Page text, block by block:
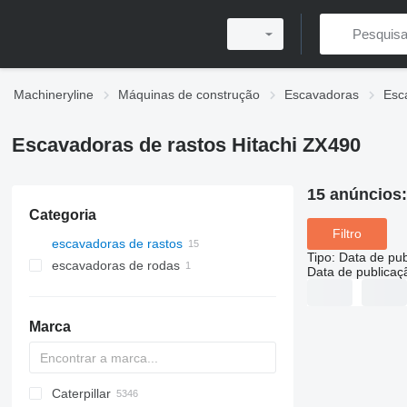
Machineryline Máquinas de construção Escavadoras
Escavadoras de rastos Hitachi ZX490
Categoria
escavadoras de rastos
escavadoras de rodas
Marca
225LC
331
1088
Caterpillar
15 anúncios:
Filtro
Tipo: Data de
Data de